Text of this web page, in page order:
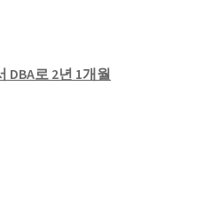
DBA로 2년 1개월